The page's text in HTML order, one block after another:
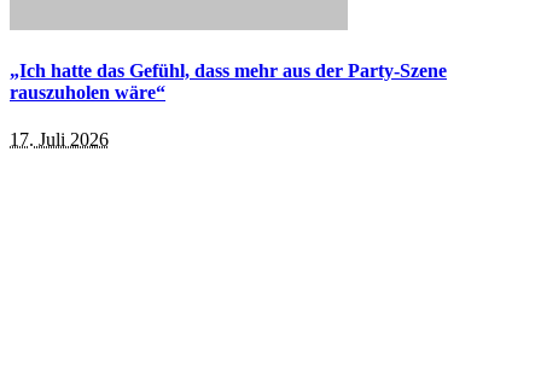
„Ich hatte das Gefühl, dass mehr aus der Party-Szene
rauszuholen wäre“
17. Juli 2026